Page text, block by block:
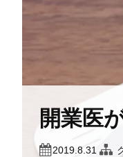
開業医
2019.8.31